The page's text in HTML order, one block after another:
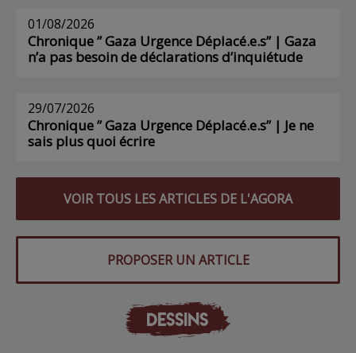
01/08/2026
Chronique ” Gaza Urgence Déplacé.e.s” | Gaza
n’a pas besoin de déclarations d’inquiétude
29/07/2026
Chronique ” Gaza Urgence Déplacé.e.s” | Je ne
sais plus quoi écrire
VOIR TOUS LES ARTICLES DE L'AGORA
PROPOSER UN ARTICLE
DESSINS